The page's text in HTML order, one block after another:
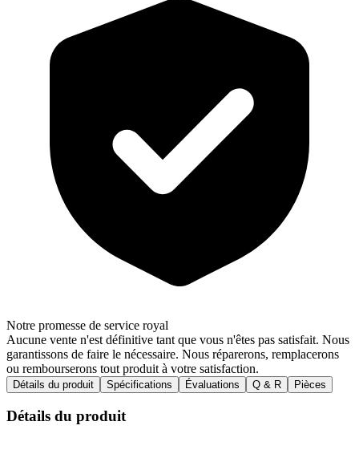
Notre promesse de service royal
Aucune vente n'est définitive tant que vous n'êtes pas satisfait. Nous
garantissons de faire le nécessaire. Nous réparerons, remplacerons
ou rembourserons tout produit à votre satisfaction.
Détails du produit Spécifications Évaluations Q & R Pièces
Détails du produit